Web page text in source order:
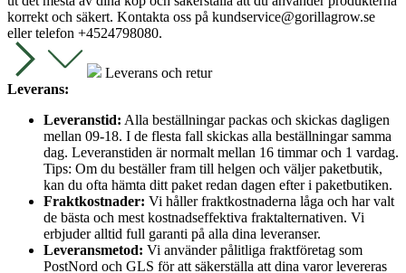
korrekt och säkert. Kontakta oss på kundservice@gorillagrow.se
eller telefon +4524798080.
Leverans och retur
Leverans:
Leveranstid: Alla beställningar packas och skickas dagligen
mellan 09-18. I de flesta fall skickas alla beställningar samma
dag. Leveranstiden är normalt mellan 16 timmar och 1 vardag.
Tips: Om du beställer fram till helgen och väljer paketbutik,
kan du ofta hämta ditt paket redan dagen efter i paketbutiken.
Fraktkostnader: Vi håller fraktkostnaderna låga och har valt
de bästa och mest kostnadseffektiva fraktalternativen. Vi
erbjuder alltid full garanti på alla dina leveranser.
Leveransmetod: Vi använder pålitliga fraktföretag som
PostNord och GLS för att säkerställa att dina varor levereras